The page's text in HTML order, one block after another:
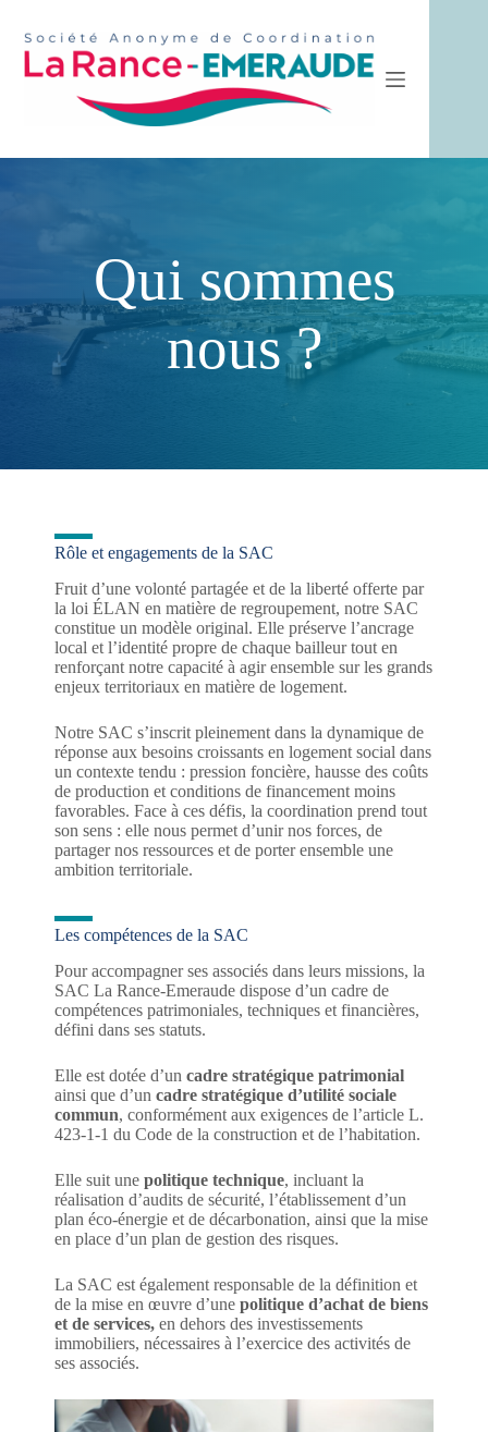
contenu
Qui sommes
nous ?
Rôle et engagements de la SAC
Fruit d’une volonté partagée et de la liberté offerte par
la loi ÉLAN en matière de regroupement, notre SAC
constitue un modèle original. Elle préserve l’ancrage
local et l’identité propre de chaque bailleur tout en
renforçant notre capacité à agir ensemble sur les grands
enjeux territoriaux en matière de logement.
Notre SAC s’inscrit pleinement dans la dynamique de
réponse aux besoins croissants en logement social dans
un contexte tendu : pression foncière, hausse des coûts
de production et conditions de financement moins
favorables. Face à ces défis, la coordination prend tout
son sens : elle nous permet d’unir nos forces, de
partager nos ressources et de porter ensemble une
ambition territoriale.
Les compétences de la SAC
Pour accompagner ses associés dans leurs missions, la
SAC La Rance-Emeraude dispose d’un cadre de
compétences patrimoniales, techniques et financières,
défini dans ses statuts.
Elle est dotée d’un cadre stratégique patrimonial
ainsi que d’un cadre stratégique d’utilité sociale
commun, conformément aux exigences de l’article L.
423-1-1 du Code de la construction et de l’habitation.
Elle suit une politique technique, incluant la
réalisation d’audits de sécurité, l’établissement d’un
plan éco-énergie et de décarbonation, ainsi que la mise
en place d’un plan de gestion des risques.
La SAC est également responsable de la définition et
de la mise en œuvre d’une politique d’achat de biens
et de services, en dehors des investissements
immobiliers, nécessaires à l’exercice des activités de
ses associés.